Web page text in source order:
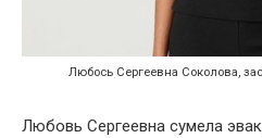
Любось Сергеевна Соколова,
Любовь Сергеевна сумела